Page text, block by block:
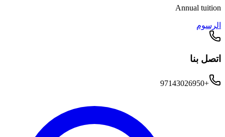
Annual tuition
الرسوم
اتصل بنا
+97143026950